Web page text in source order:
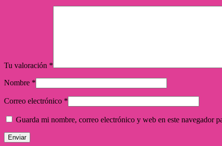
Tu valoración *
Nombre *
Correo electrónico *
Guarda mi nombre, correo electrónico y web en este navegador